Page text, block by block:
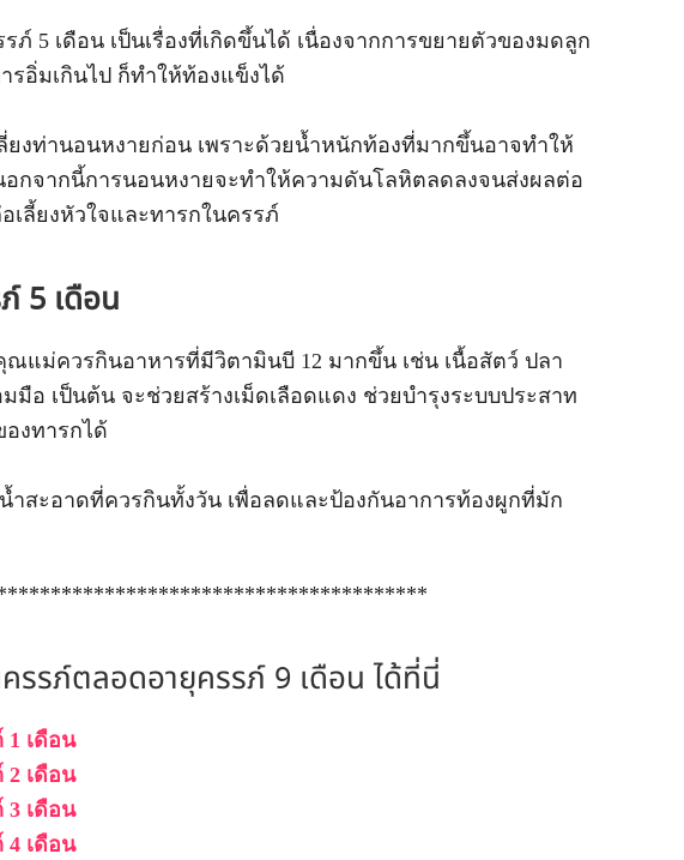
5 เดือน เป็นเรื่องที่เกิดขึ้นได้ เนื่องจากการขยายตัวของมดลูก
อิ่มเกินไป ก็ทำให้ท้องแข็งได้
ยงท่านอนหงายก่อน เพราะด้วยน้ำหนักท้องที่มากขึ้นอาจทำให้
กจากนี้การนอนหงายจะทำให้ความดันโลหิตลดลงจนส่งผลต่อ
เลี้ยงหัวใจและทารกในครรภ์
5 เดือน
แม่ควรกินอาหารที่มีวิตามินบี 12 มากขึ้น เช่น เนื้อสัตว์ ปลา
มือ เป็นต้น จะช่วยสร้างเม็ดเลือดแดง ช่วยบำรุงระบบประสาท
งทารกได้
ำสะอาดที่ควรกินทั้งวัน เพื่อลดและป้องกันอาการท้องผูกที่มัก
รรภ์ตลอดอายุครรภ์ 9 เดือน ได้ที่นี่
1 เดือน
2 เดือน
3 เดือน
4 เดือน